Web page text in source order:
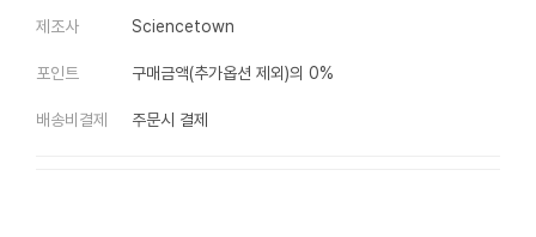
제조사 Sciencetown
포인트 구매금액(추가옵션 제외)의 0%
배송비결제 주문시 결제